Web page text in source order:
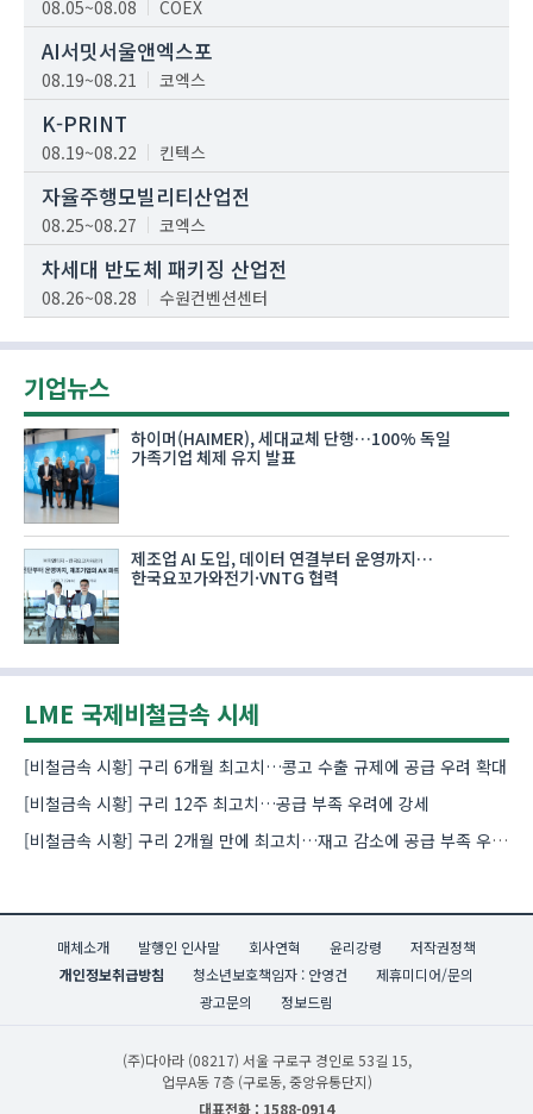
08.05~08.08 COEX
AI서밋서울앤엑스포
08.19~08.21 코엑스
K-PRINT
08.19~08.22 킨텍스
자율주행모빌리티산업전
08.25~08.27 코엑스
차세대 반도체 패키징 산업전
08.26~08.28 수원컨벤션센터
기업뉴스
하이머(HAIMER), 세대교체 단행…100% 독일
가족기업 체제 유지 발표
제조업 AI 도입, 데이터 연결부터 운영까지…
한국요꼬가와전기·VNTG 협력
LME 국제비철금속 시세
[비철금속 시황] 구리 6개월 최고치…콩고 수출 규제에 공급 우려 확대
[비철금속 시황] 구리 12주 최고치…공급 부족 우려에 강세
[비철금속 시황] 구리 2개월 만에 최고치…재고 감소에 공급 부족 우려 확대
매체소개 발행인 인사말 회사연혁 윤리강령
저작권정책
개인정보취급방침
청소년보호책임자 : 안영건
제휴미디어/문의
광고문의
정보드림
(주)다아라 (08217) 서울 구로구 경인로 53길 15,
업무A동 7층 (구로동, 중앙유통단지)
대표전화 : 1588-0914